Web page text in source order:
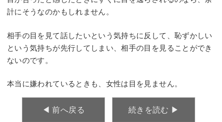
計にそうなのかもしれません。
相手の目を見て話したいという気持ちに反して、恥ずかしい
という気持ちが先行してしまい、相手の目を見ることができ
ないのです。
本当に嫌われているときも、女性は目を見ません。
◀︎ 前へ戻る 続きを読む ▶︎